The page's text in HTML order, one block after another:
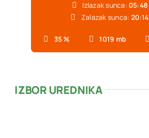
35 % 1019 mb
Izlazak sunca: 05:48
Zalazak sunca: 20:14
IZBOR UREDNIKA